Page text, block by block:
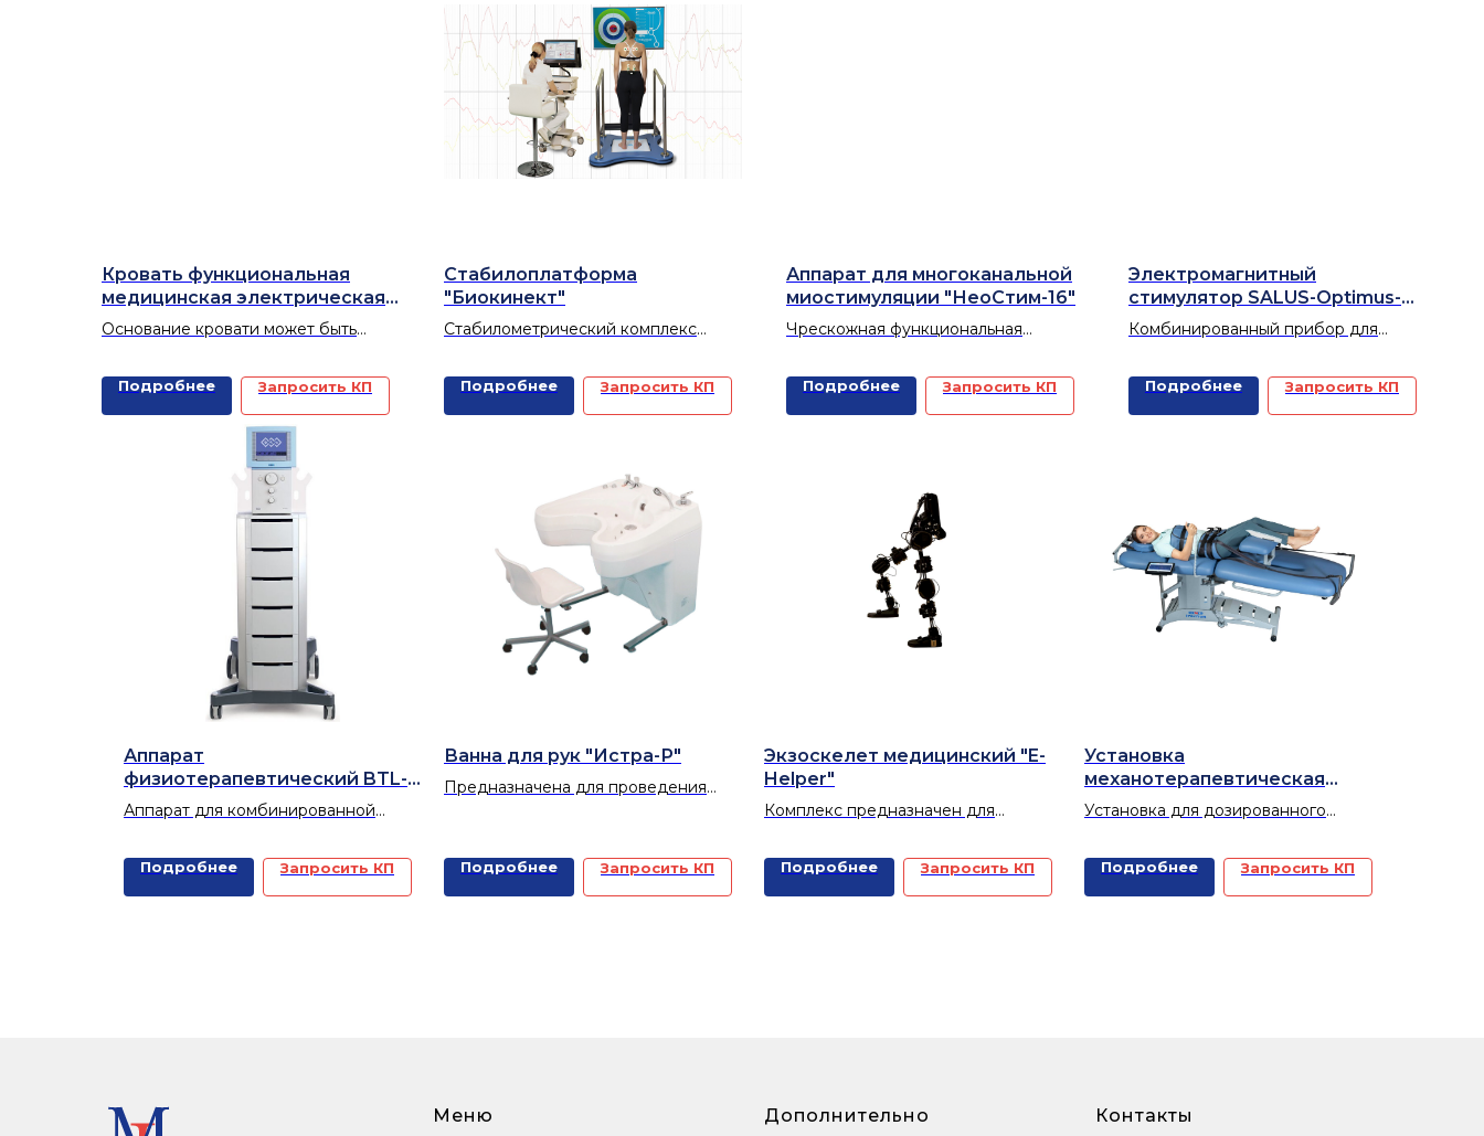
Кровать функциональная
медицинская электрическая
DB-6
Основание кровати может быть
положение, в полунаклоненное
положение, положение согнутых ног;
кровать можно поднимать и
Подробнее Запросить КП
Стабилоплатформа
"Биокинект"
Стабилометрический комплекс
постуральной функции и
реабилитации методом БОС
предназначен для диагностики
проводимого лечения, а также
восстановления функции
равновесия с помощью
биологической обратной связи.
Подробнее Запросить КП
Аппарат для многоканальной
миостимуляции "НеоСтим-16"
Чрескожная функциональная
патологических двигательных
стереотипов.
Подробнее Запросить КП
Электромагнитный
стимулятор SALUS-Optimus-
Pro с модулем ЭУВТ
Комбинированный прибор для
волновой терапии и
электромагнитной терапии.
Подробнее Запросить КП
Аппарат
физиотерапевтический BTL-
5000
Аппарат для комбинированной
Подробнее Запросить КП
Ванна для рук "Истра-Р"
Предназначена для проведения
Локальные ванны для рук
(сульфидные, радоновые и т.д.)
используются как самостоятельные
Подробнее Запросить КП
Экзоскелет медицинский "E-
Helper"
Комплекс предназначен для
утративших подвижность нижних
конечностей. Также может
применяться людьми, полностью
Подробнее Запросить КП
Установка
механотерапевтическая
«ОРМЕД-тракцион»
Установка для дозированного
Подробнее Запросить КП
Меню Дополнительно Контакты